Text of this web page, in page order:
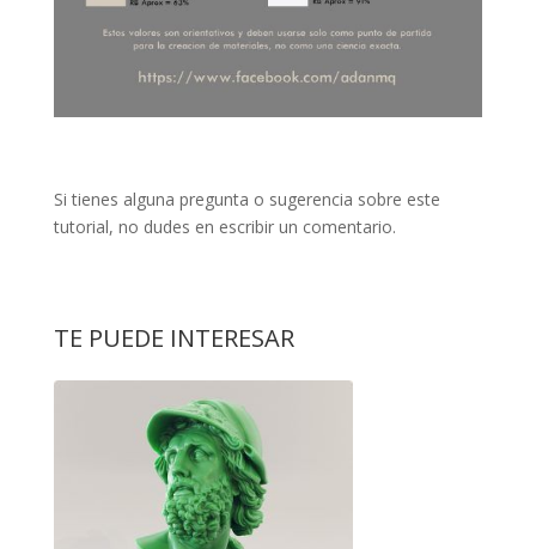
Si tienes alguna pregunta o sugerencia sobre este
tutorial, no dudes en escribir un comentario.
TE PUEDE INTERESAR